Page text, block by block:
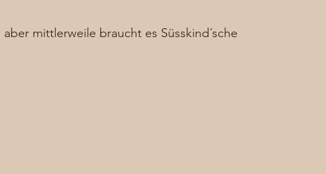
mittlerweile braucht es Süsskind´sche